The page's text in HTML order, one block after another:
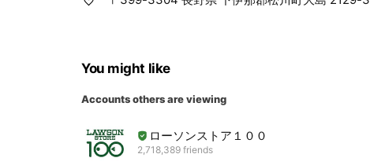
You might like
Accounts others are viewing
ローソンストア１００
2,718,389 friends